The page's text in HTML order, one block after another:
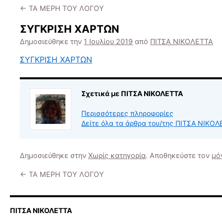
← ΤΑ ΜΕΡΗ ΤΟΥ ΛΟΓΟΥ
ΣΥΓΚΡΙΣΗ ΧΑΡΤΩΝ
Δημοσιεύθηκε την 1 Ιουλίου 2019 από ΠΙΤΣΑ ΝΙΚΟΛΕΤΤΑ
ΣΥΓΚΡΙΣΗ ΧΑΡΤΩΝ
Σχετικά με ΠΙΤΣΑ ΝΙΚΟΛΕΤΤΑ
Περισσότερες πληροφορίες
Δείτε όλα τα άρθρα του/της ΠΙΤΣΑ
Δημοσιεύθηκε στην Χωρίς κατηγορία. Αποθηκεύστε τον
← ΤΑ ΜΕΡΗ ΤΟΥ ΛΟΓΟΥ
ΠΙΤΣΑ ΝΙΚΟΛΕΤΤΑ